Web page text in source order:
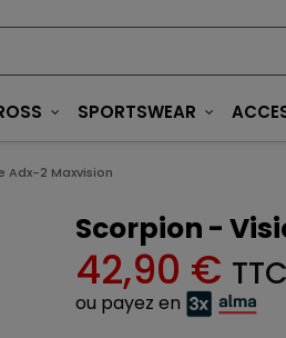
SPORTSWEAR
Adx-2 Maxvision
Scorpion -
42,90 € TTC
ou payez en